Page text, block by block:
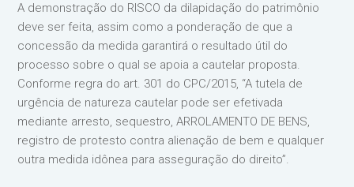
A demonstração do RISCO da dilapidação do patrimônio
deve ser feita, assim como a ponderação de que a
concessão da medida garantirá o resultado útil do
processo sobre o qual se apoia a cautelar proposta.
Conforme regra do art. 301 do CPC/2015, “A tutela de
urgência de natureza cautelar pode ser efetivada
mediante arresto, sequestro, ARROLAMENTO DE BENS,
registro de protesto contra alienação de bem e qualquer
outra medida idônea para asseguração do direito”.⁣